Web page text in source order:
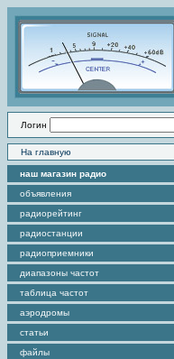
Логин
На главную
наш магазин радио
объявления
радиорейтинг
радиостанции
радиоприемники
диапазоны частот
таблица частот
аэродромы
статьи
файлы